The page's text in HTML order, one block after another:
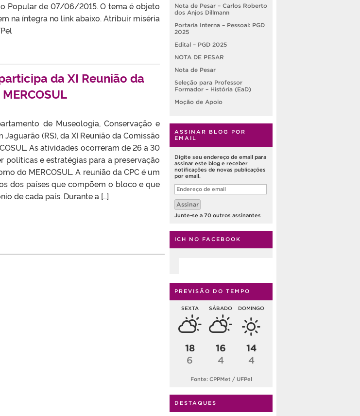
Popular de 07/06/2015. O tema é objeto
na íntegra no link abaixo. Atribuir miséria
da XI Reunião da
de Museologia, Conservação e
(RS), da XI Reunião da Comissão
As atividades ocorreram de 26 a 30
e estratégias para a preservação
do MERCOSUL. A reunião da CPC é um
dos países que compõem o bloco e que
de cada país. Durante a […]
Nota de Pesar – Carlos Roberto
dos Anjos Dillmann
Portaria Interna – Pessoal: PGD
2025
Edital – PGD 2025
NOTA DE PESAR
Nota de Pesar
Seleção para Professor
Formador – História (EaD)
Moção de Apoio
ASSINAR BLOG POR
EMAIL
Digite seu endereço de email para
assinar este blog e receber
notificações de novas publicações
por email.
Endereço
de
email
Assinar
Junte-se a 70 outros assinantes
ICH NO FACEBOOK
PREVISÃO DO TEMPO
SEXTA
18
6
SÁBADO
16
4
DOMINGO
14
4
Fonte: CPPMet / UFPel
DESTAQUES